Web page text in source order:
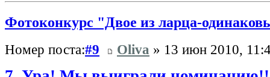
Фотоконкурс "Двое из ларца-
Номер поста:#9 Oliva » 13 июн 2010,